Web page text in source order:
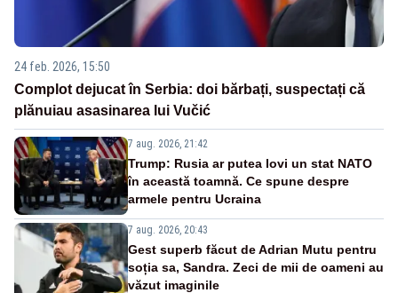
24 feb. 2026, 15:50
Complot dejucat în Serbia: doi bărbați, suspectați că
plănuiau asasinarea lui Vučić
7 aug. 2026, 21:42
Trump: Rusia ar putea lovi un stat NATO
în această toamnă. Ce spune despre
armele pentru Ucraina
7 aug. 2026, 20:43
Gest superb făcut de Adrian Mutu pentru
soția sa, Sandra. Zeci de mii de oameni au
văzut imaginile